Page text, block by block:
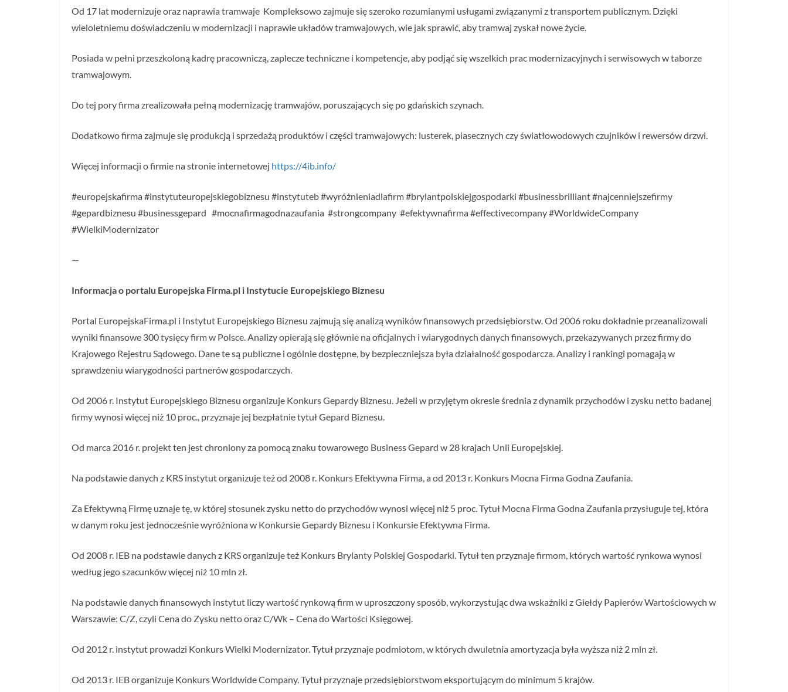
Od 17 lat modernizuje oraz naprawia tramwaje Kompleksowo zajmuje się szeroko rozumianymi usługami związanymi z transportem publicznym. Dzięki
wieloletniemu doświadczeniu w modernizacji i naprawie układów tramwajowych, wie jak sprawić, aby tramwaj zyskał nowe życie.
Posiada w pełni przeszkoloną kadrę pracowniczą, zaplecze techniczne i kompetencje, aby podjąć się wszelkich prac modernizacyjnych i serwisowych w taborze
tramwajowym.
Do tej pory firma zrealizowała pełną modernizację tramwajów, poruszających się po gdańskich szynach.
Dodatkowo firma zajmuje się produkcją i sprzedażą produktów i części tramwajowych: lusterek, piasecznych czy światłowodowych czujników i rewersów drzwi.
Więcej informacji o firmie na stronie internetowej https://4ib.info/
#europejskafirma #instytuteuropejskiegobiznesu #instytuteb #wyróżnieniadlafirm #brylantpolskiejgospodarki #businessbrilliant #najcenniejszefirmy
#gepardbiznesu #businessgepard #mocnafirmagodnazaufania #strongcompany #efektywnafirma #effectivecompany #WorldwideCompany
#WielkiModernizator
—
Informacja o portalu Europejska Firma.pl i Instytucie Europejskiego Biznesu
Portal EuropejskaFirma.pl i Instytut Europejskiego Biznesu zajmują się analizą wyników finansowych przedsiębiorstw. Od 2006 roku dokładnie przeanalizowali
wyniki finansowe 300 tysięcy firm w Polsce. Analizy opierają się głównie na oficjalnych i wiarygodnych danych finansowych, przekazywanych przez firmy do
Krajowego Rejestru Sądowego. Dane te są publiczne i ogólnie dostępne, by bezpieczniejsza była działalność gospodarcza. Analizy i rankingi pomagają w
sprawdzeniu wiarygodności partnerów gospodarczych.
Od 2006 r. Instytut Europejskiego Biznesu organizuje Konkurs Gepardy Biznesu. Jeżeli w przyjętym okresie średnia z dynamik przychodów i zysku netto badanej
firmy wynosi więcej niż 10 proc., przyznaje jej bezpłatnie tytuł Gepard Biznesu.
Od marca 2016 r. projekt ten jest chroniony za pomocą znaku towarowego Business Gepard w 28 krajach Unii Europejskiej.
Na podstawie danych z KRS instytut organizuje też od 2008 r. Konkurs Efektywna Firma, a od 2013 r. Konkurs Mocna Firma Godna Zaufania.
Za Efektywną Firmę uznaje tę, w której stosunek zysku netto do przychodów wynosi więcej niż 5 proc. Tytuł Mocna Firma Godna Zaufania przysługuje tej, która
w danym roku jest jednocześnie wyróżniona w Konkursie Gepardy Biznesu i Konkursie Efektywna Firma.
Od 2008 r. IEB na podstawie danych z KRS organizuje też Konkurs Brylanty Polskiej Gospodarki. Tytuł ten przyznaje firmom, których wartość rynkowa wynosi
według jego szacunków więcej niż 10 mln zł.
Na podstawie danych finansowych instytut liczy wartość rynkową firm w uproszczony sposób, wykorzystując dwa wskaźniki z Giełdy Papierów Wartościowych w
Warszawie: C/Z, czyli Cena do Zysku netto oraz C/Wk – Cena do Wartości Księgowej.
Od 2012 r. instytut prowadzi Konkurs Wielki Modernizator. Tytuł przyznaje podmiotom, w których dwuletnia amortyzacja była wyższa niż 2 mln zł.
Od 2013 r. IEB organizuje Konkurs Worldwide Company. Tytuł przyznaje przedsiębiorstwom eksportującym do minimum 5 krajów.